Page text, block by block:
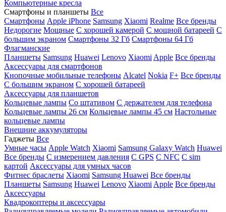
Компьютерные кресла
Смартфоны и планшеты Все
Смартфоны Apple iPhone Samsung Xiaomi Realme Все бренды
Недорогие Мощные С хорошей камерой С мощной батареей С
большим экраном Смартфоны 32 Гб Смартфоны 64 Гб
Флагманские
Планшеты Samsung Huawei Lenovo Xiaomi Apple Все бренды
Аксессуары для смартфонов
Кнопочные мобильные телефоны Alcatel Nokia F+ Все бренды
С большим экраном С хорошей батареей
Аксессуары для планшетов
Кольцевые лампы Со штативом C держателем для телефона
Кольцевые лампы 26 см Кольцевые лампы 45 см Настольные
кольцевые лампы
Внешние аккумуляторы
Гаджеты Все
Умные часы Apple Watch Xiaomi Samsung Galaxy Watch Huawei
Все бренды C измерением давления C GPS C NFC C sim
картой Аксессуары для умных часов
Фитнес браслеты Xiaomi Samsung Huawei Все бренды
Планшеты Samsung Huawei Lenovo Xiaomi Apple Все бренды
Аксессуары
Квадрокоптеры и аксессуары